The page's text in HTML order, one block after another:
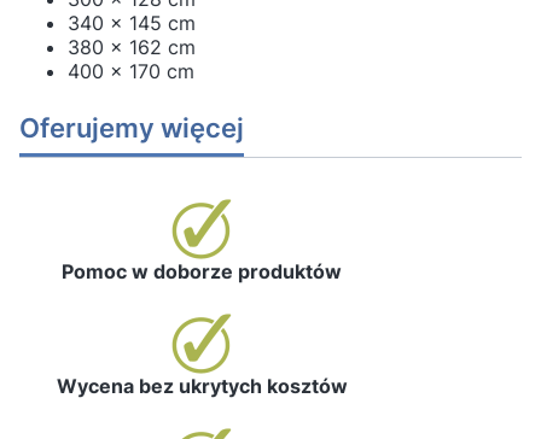
340 x 145 cm
380 x 162 cm
400 x 170 cm
Oferujemy więcej
Pomoc w doborze produktów
Wycena bez ukrytych kosztów